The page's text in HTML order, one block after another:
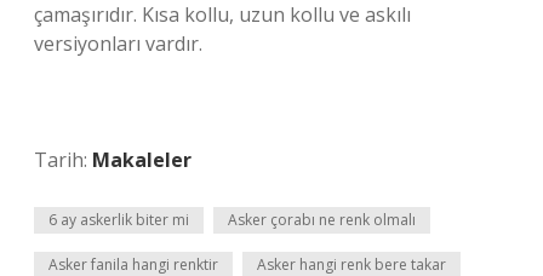
çamaşırıdır. Kısa kollu, uzun kollu ve askılı
versiyonları vardır.
Tarih: Makaleler
6 ay askerlik biter mi Asker çorabı ne renk olmalı
Asker fanila hangi renktir Asker hangi renk bere takar